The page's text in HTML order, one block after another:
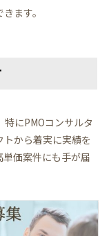
ます。
にPMOコンサルタ
から着実に実績を
価案件にも手が届